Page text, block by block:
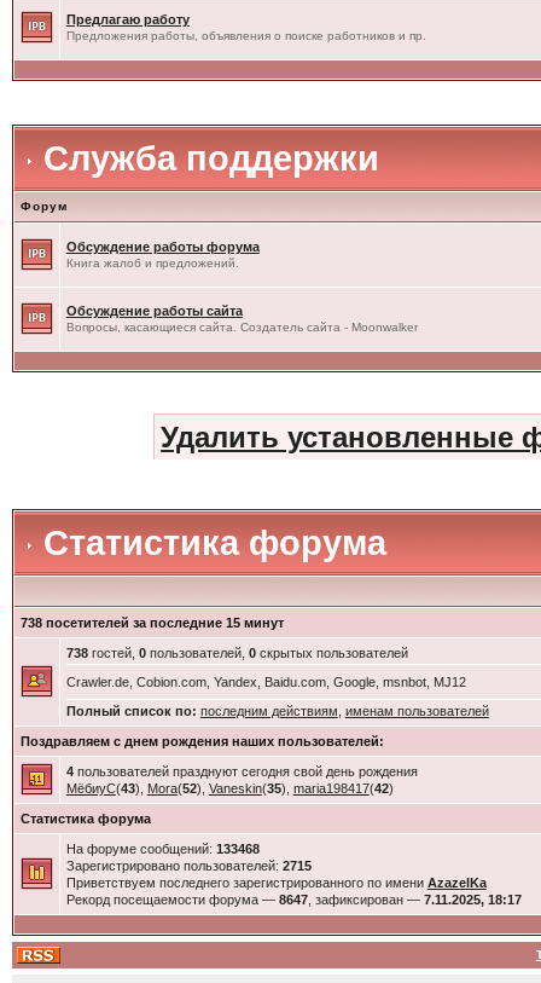
Предлагаю работу
Предложения работы, объявления о поиске работников и пр.
Служба поддержки
Форум
Обсуждение работы форума
Книга жалоб и предложений.
Обсуждение работы сайта
Вопросы, касающиеся сайта. Создатель сайта - Moonwalker
Удалить установленные
Статистика форума
738 посетителей за последние 15 минут
738гостей, 0пользователей, 0скрытых пользователей
Crawler.de, Cobion.com, Yandex, Baidu.com, Google, msnbot, MJ12
Полный список по: последним действиям именам пользователей
Поздравляем с днем рождения наших пользователей:
4пользователей празднуют сегодня свой день рождения
МёбиуС(43), Mora(52), Vaneskin(35), maria198417(42)
Статистика форума
На форуме сообщений: 133468
Зарегистрировано пользователей: 2715
Приветствуем последнего зарегистрированного по имени AzazelKa
Рекорд посещаемости форума — 8647, зафиксирован — 7.11.2025, 18:17